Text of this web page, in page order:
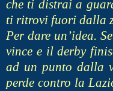
che ti distrai a
ti ritrovi fuori dalla
Per dare un’idea.
vince e il derby
ad un punto dalla
perde contro la